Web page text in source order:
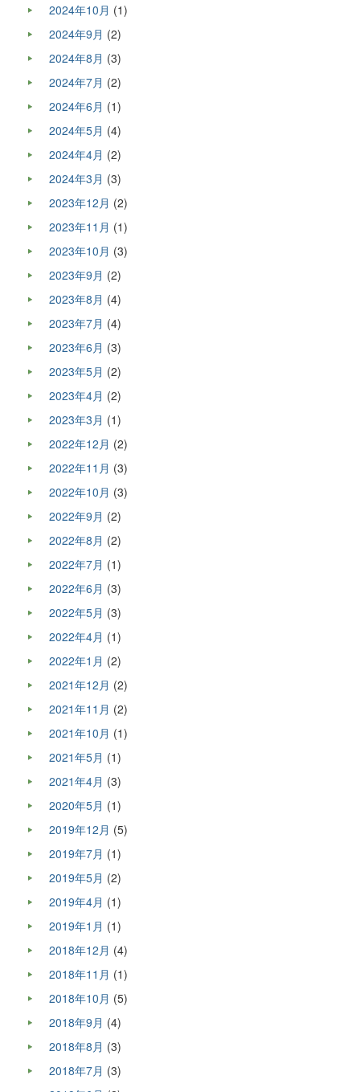
2024年10月 (1)
2024年9月 (2)
2024年8月 (3)
2024年7月 (2)
2024年6月 (1)
2024年5月 (4)
2024年4月 (2)
2024年3月 (3)
2023年12月 (2)
2023年11月 (1)
2023年10月 (3)
2023年9月 (2)
2023年8月 (4)
2023年7月 (4)
2023年6月 (3)
2023年5月 (2)
2023年4月 (2)
2023年3月 (1)
2022年12月 (2)
2022年11月 (3)
2022年10月 (3)
2022年9月 (2)
2022年8月 (2)
2022年7月 (1)
2022年6月 (3)
2022年5月 (3)
2022年4月 (1)
2022年1月 (2)
2021年12月 (2)
2021年11月 (2)
2021年10月 (1)
2021年5月 (1)
2021年4月 (3)
2020年5月 (1)
2019年12月 (5)
2019年7月 (1)
2019年5月 (2)
2019年4月 (1)
2019年1月 (1)
2018年12月 (4)
2018年11月 (1)
2018年10月 (5)
2018年9月 (4)
2018年8月 (3)
2018年7月 (3)